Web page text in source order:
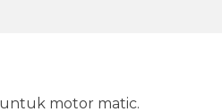
motor matic.